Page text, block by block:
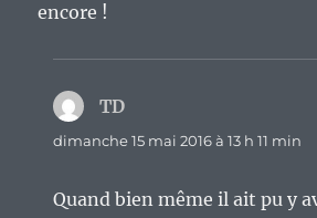
encore !
TD
dimanche 15 mai 2016 à 13 h 11 min
Quand bien même il ait pu y